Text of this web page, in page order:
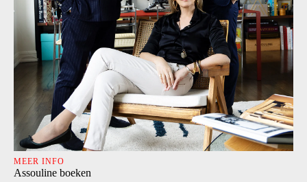
MEER INFO
Assouline boeken